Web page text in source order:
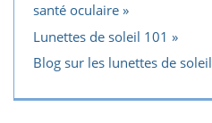
santé oculaire
Lunettes de soleil 101
Blog sur les lunettes de soleil